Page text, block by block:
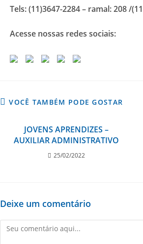
Tels: (11)3647-2284 – ramal: 208 /
Acesse nossas redes sociais:
VOCÊ TAMBÉM PODE GOSTAR
JOVENS APRENDIZES –
AUXILIAR ADMINISTRATIVO
25/02/2022
Deixe um comentário